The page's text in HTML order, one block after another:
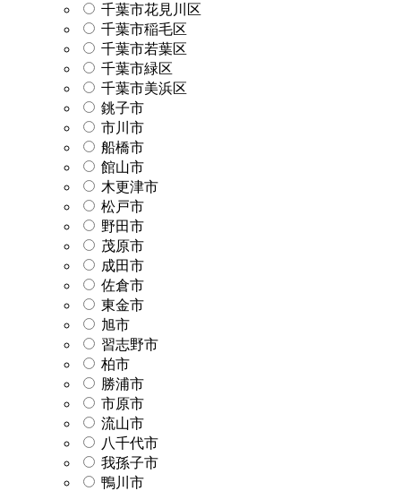
千葉市花見川区
千葉市稲毛区
千葉市若葉区
千葉市緑区
千葉市美浜区
銚子市
市川市
船橋市
館山市
木更津市
松戸市
野田市
茂原市
成田市
佐倉市
東金市
旭市
習志野市
柏市
勝浦市
市原市
流山市
八千代市
我孫子市
鴨川市